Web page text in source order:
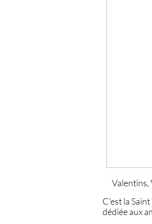
Valentins,
C’est la
dédiée aux